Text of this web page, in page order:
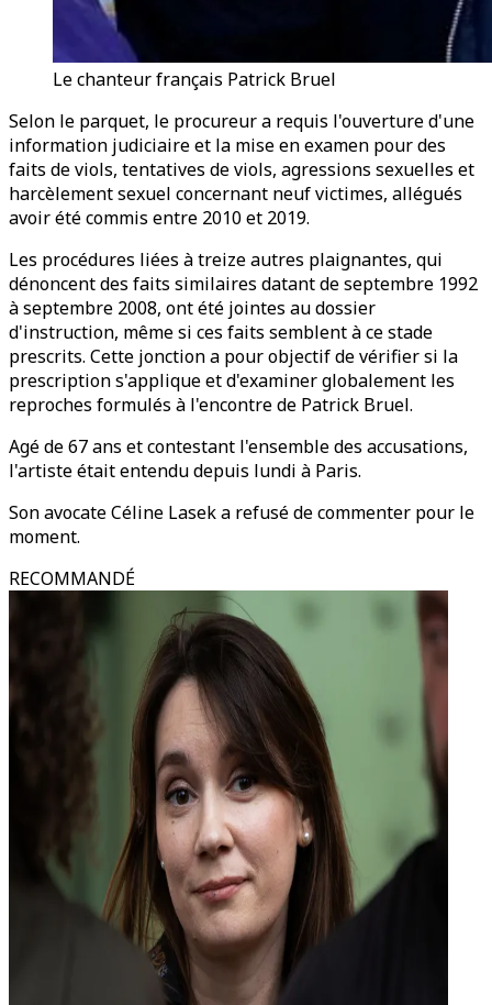
Le chanteur français Patrick Bruel
Selon le parquet, le procureur a requis l'ouverture d'une
information judiciaire et la mise en examen pour des
faits de viols, tentatives de viols, agressions sexuelles et
harcèlement sexuel concernant neuf victimes, allégués
avoir été commis entre 2010 et 2019.
Les procédures liées à treize autres plaignantes, qui
dénoncent des faits similaires datant de septembre 1992
à septembre 2008, ont été jointes au dossier
d'instruction, même si ces faits semblent à ce stade
prescrits. Cette jonction a pour objectif de vérifier si la
prescription s'applique et d'examiner globalement les
reproches formulés à l'encontre de Patrick Bruel.
Agé de 67 ans et contestant l'ensemble des accusations,
l'artiste était entendu depuis lundi à Paris.
Son avocate Céline Lasek a refusé de commenter pour le
moment.
RECOMMANDÉ